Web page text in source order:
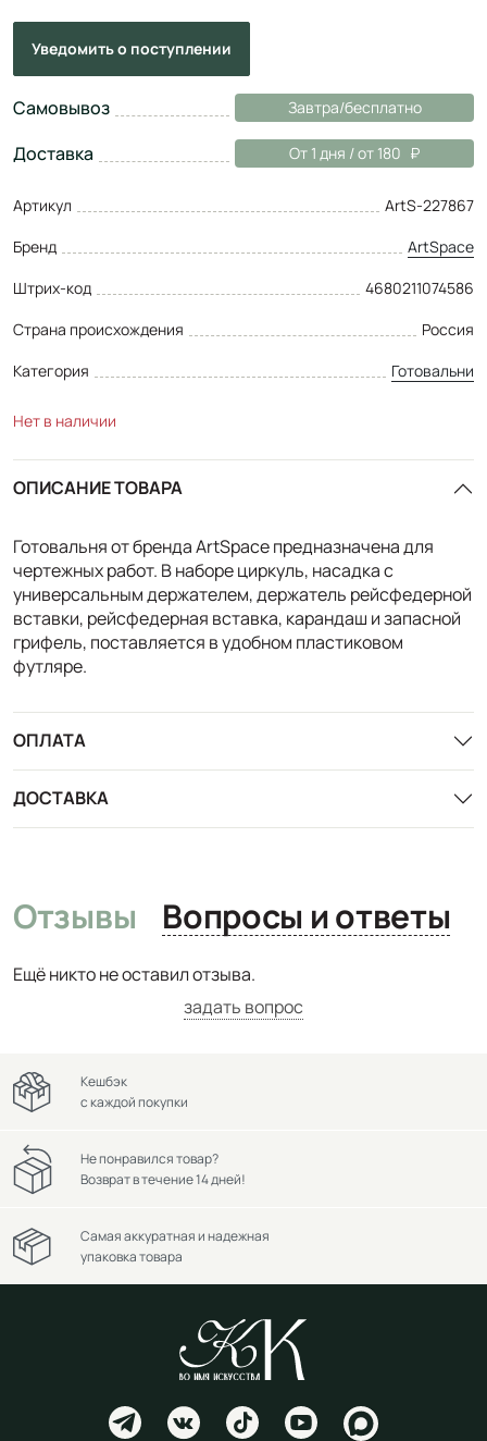
Уведомитьо поступлении
Самовывоз Завтра/бесплатно
Доставка От 1 дня / от 180
Артикул
ArtS-227867
Бренд
ArtSpace
Штрих-код
4680211074586
Страна происхождения
Россия
Категория
Готовальни
Нет в наличии
ОПИСАНИЕ ТОВАРА
Готовальня от бренда ArtSpace предназначена для
чертежных работ. В наборе циркуль, насадка с
универсальным держателем, держатель рейсфедерной
вставки, рейсфедерная вставка, карандаш и запасной
грифель, поставляется в удобном пластиковом
футляре.
ОПЛАТА
ДОСТАВКА
Отзывы Вопросы и ответы
Ещё никто не оставил отзыва.
задать вопрос
Кешбэк
с каждой покупки
Не понравился товар?
Возврат в течение 14 дней!
Самая аккуратная и надежная
упаковка товара